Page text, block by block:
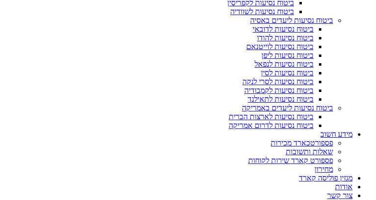
ביטוח נסיעות לקפריסין
ביטוח נסיעות לשוודיה
ביטוח נסיעות ליעדים באסיה
ביטוח נסיעות לדובאי
ביטוח נסיעות להודו
ביטוח נסיעות לוייטנאם
ביטוח נסיעות ליפן
ביטוח נסיעות לנפאל
ביטוח נסיעות לסין
ביטוח נסיעות לסרי לנקה
ביטוח נסיעות לקמבודיה
ביטוח נסיעות לתאילנד
ביטוח נסיעות ליעדים באמריקה
ביטוח נסיעות לארצות הברית
ביטוח נסיעות לדרום אמריקה
מידע חשוב
פספורטכארד מכירות
שאלות ותשובות
פספורט קארד שירות לקוחות
מחירון
מגזין פוליסה קארד
אודות
צור קשר